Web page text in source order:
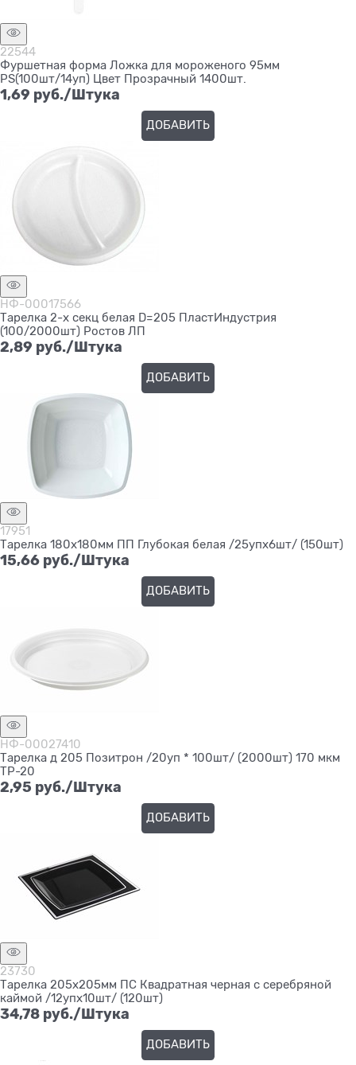
22544
Фуршетная форма Ложка для мороженого 95мм
PS(100шт/14уп) Цвет Прозрачный 1400шт.
1,69 руб./Штука
ДОБАВИТЬ
НФ-00017566
Тарелка 2-х секц белая D=205 ПластИндустрия
(100/2000шт) Ростов ЛП
2,89 руб./Штука
ДОБАВИТЬ
17951
Тарелка 180х180мм ПП Глубокая белая /25упх6шт/ (150шт)
15,66 руб./Штука
ДОБАВИТЬ
НФ-00027410
Тарелка д 205 Позитрон /20уп * 100шт/ (2000шт) 170 мкм
ТР-20
2,95 руб./Штука
ДОБАВИТЬ
23730
Тарелка 205х205мм ПС Квадратная черная с серебряной
каймой /12упх10шт/ (120шт)
34,78 руб./Штука
ДОБАВИТЬ